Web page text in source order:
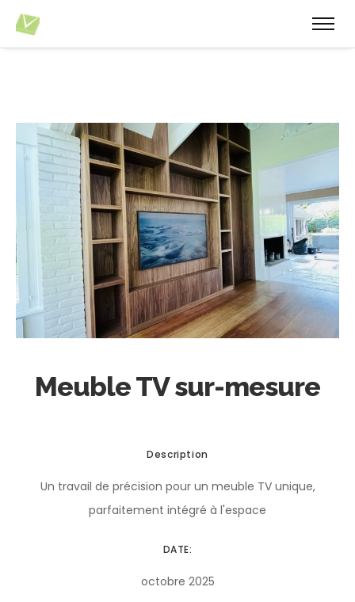
Meuble TV sur-mesure
Description
Un travail de précision pour un meuble TV unique,
parfaitement intégré à l'espace
DATE:
octobre 2025